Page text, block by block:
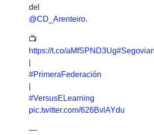
del
@CD_Arenteiro.
📺
https://t.co/aMfSPND3Ug
#PrimeraFederación
#VersusELearning
pic.twitter.com/626BvlAYdu
—